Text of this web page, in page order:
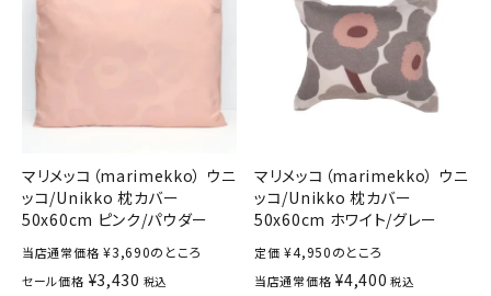
マリメッコ（marimekko） ウニ
ッコ/Unikko 枕カバー
50x60cm ピンク/パウダー
当店通常価格 ¥3,690のところ
セール価格 ¥3,430 税込
マリメッコ（marimekko） ウニ
ッコ/Unikko 枕カバー
50x60cm ホワイト/グレー
定価 ¥4,950のところ
当店通常価格 ¥4,400 税込